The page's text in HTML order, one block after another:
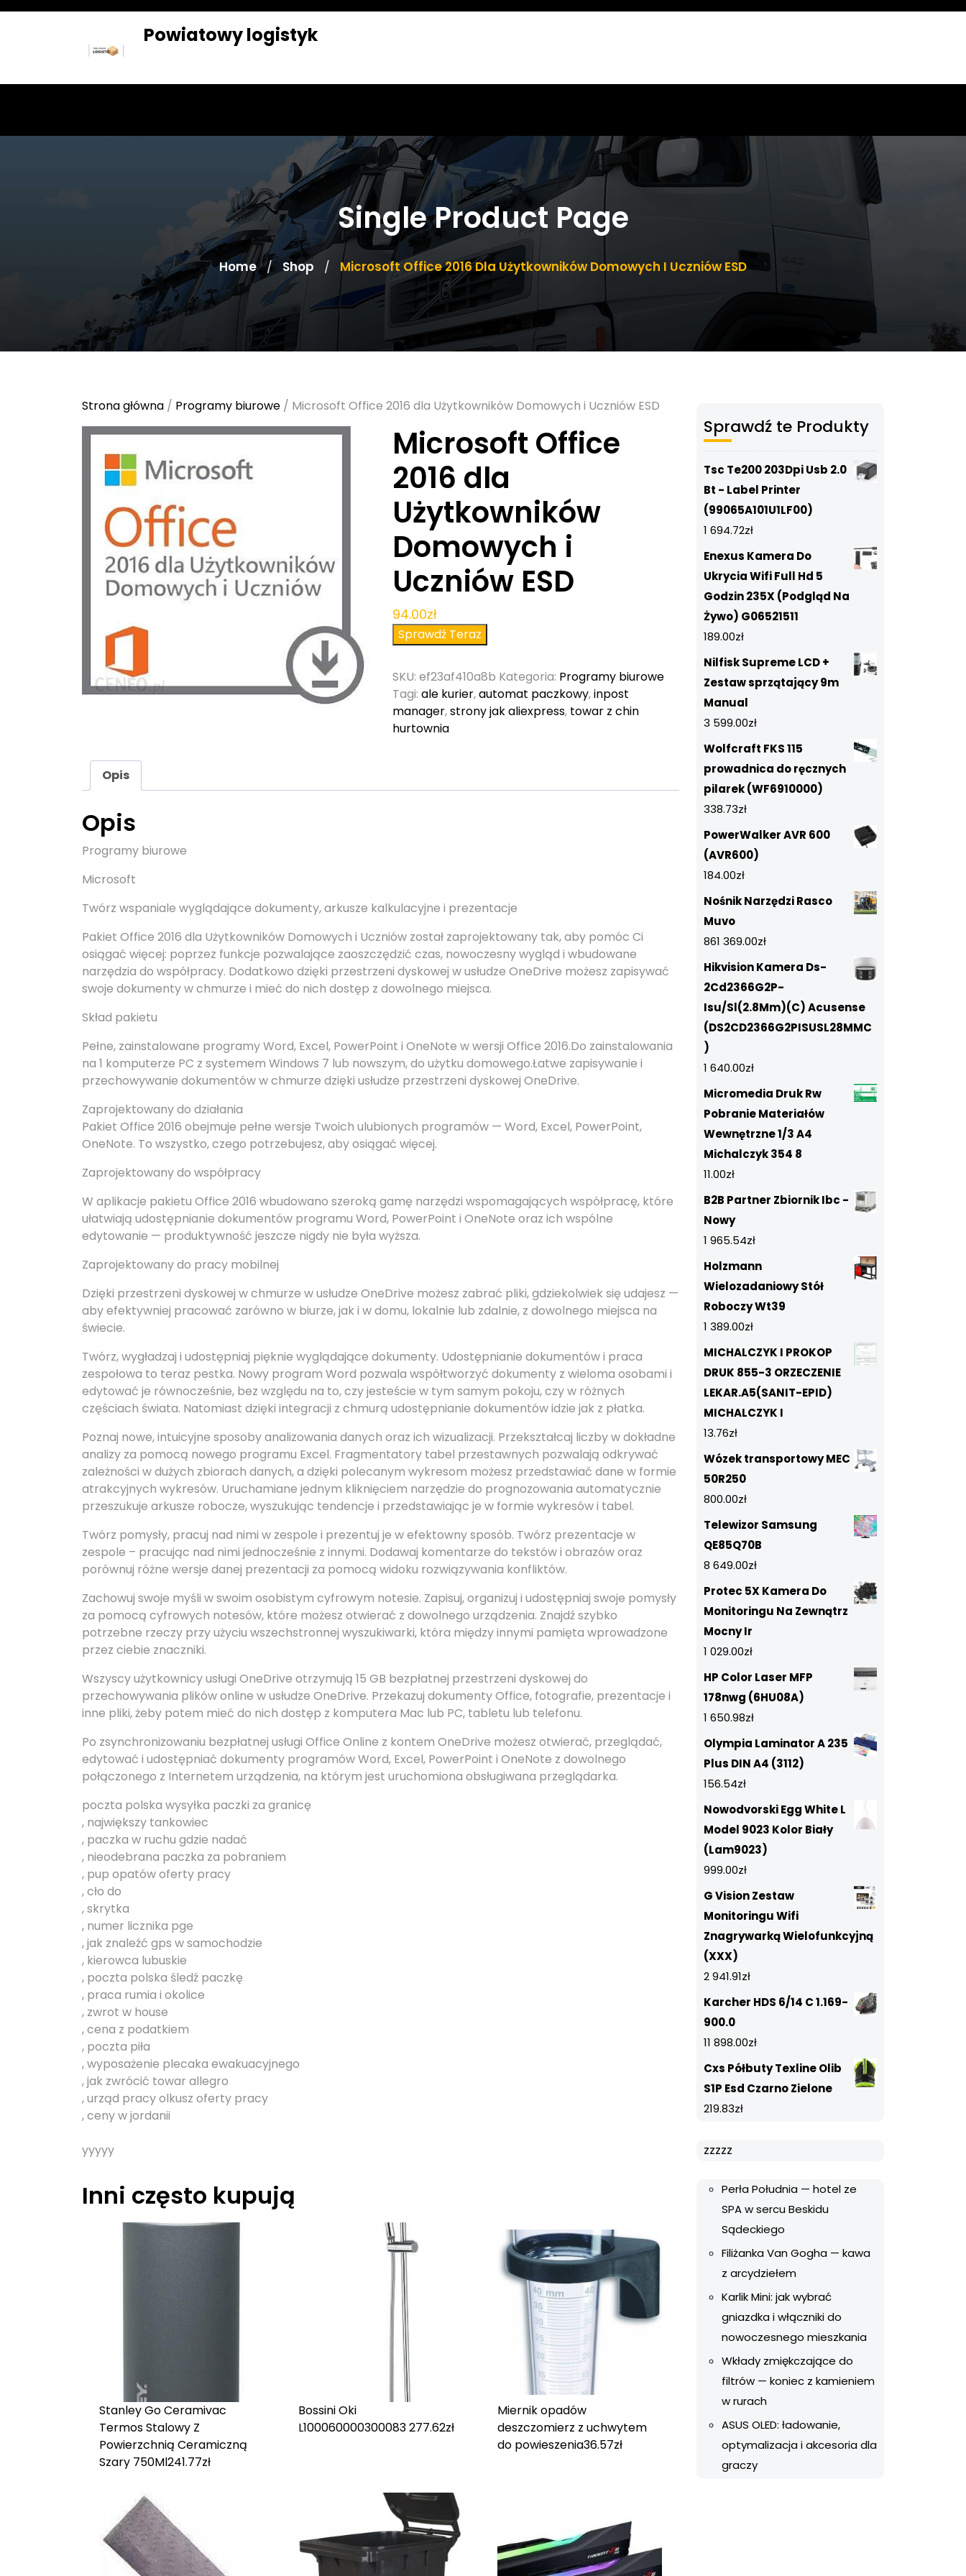
Skip
Powiatowy logistyk
Single Product Page
Home / Shop / Microsoft Office 2016 Dla Użytkowników Domowych I Uczniów ESD
Strona główna / Programy biurowe / Microsoft Office 2016 dla Użytkowników Domowych i Uczniów ESD
Microsoft Office
2016 dla
Użytkowników
Domowych i
Uczniów ESD
94.00zł
Sprawdź Teraz
SKU:ef23af410a8b Kategoria: Programy biurowe
Tagi:ale kurier,automat paczkowy,inpost
manager,strony jak aliexpress, towar z chin
hurtownia
Opis
Opis
Programy biurowe
Microsoft
Twórz wspaniale wyglądające dokumenty, arkusze kalkulacyjne i prezentacje
Pakiet Office 2016 dla Użytkowników Domowych i Uczniów został zaprojektowany tak, aby pomóc Ci
osiągać więcej: poprzez funkcje pozwalające zaoszczędzić czas, nowoczesny wygląd i wbudowane
narzędzia do współpracy. Dodatkowo dzięki przestrzeni dyskowej w usłudze OneDrive możesz zapisywać
swoje dokumenty w chmurze i mieć do nich dostęp z dowolnego miejsca.
Skład pakietu
Pełne, zainstalowane programy Word, Excel, PowerPoint i OneNote w wersji Office 2016.Do zainstalowania
na 1 komputerze PC z systemem Windows 7 lub nowszym, do użytku domowego.Łatwe zapisywanie i
przechowywanie dokumentów w chmurze dzięki usłudze przestrzeni dyskowej OneDrive.
Zaprojektowany do działania
Pakiet Office 2016 obejmuje pełne wersje Twoich ulubionych programów — Word, Excel, PowerPoint,
OneNote. To wszystko, czego potrzebujesz, aby osiągać więcej.
Zaprojektowany do współpracy
W aplikacje pakietu Office 2016 wbudowano szeroką gamę narzędzi wspomagających współpracę, które
ułatwiają udostępnianie dokumentów programu Word, PowerPoint i OneNote oraz ich wspólne
edytowanie — produktywność jeszcze nigdy nie była wyższa.
Zaprojektowany do pracy mobilnej
Dzięki przestrzeni dyskowej w chmurze w usłudze OneDrive możesz zabrać pliki, gdziekolwiek się udajesz —
aby efektywniej pracować zarówno w biurze, jak i w domu, lokalnie lub zdalnie, z dowolnego miejsca na
świecie.
Twórz, wygładzaj i udostępniaj pięknie wyglądające dokumenty. Udostępnianie dokumentów i praca
zespołowa to teraz pestka. Nowy program Word pozwala współtworzyć dokumenty z wieloma osobami i
edytować je równocześnie, bez względu na to, czy jesteście w tym samym pokoju, czy w różnych
częściach świata. Natomiast dzięki integracji z chmurą udostępnianie dokumentów idzie jak z płatka.
Poznaj nowe, intuicyjne sposoby analizowania danych oraz ich wizualizacji. Przekształcaj liczby w dokładne
analizy za pomocą nowego programu Excel. Fragmentatory tabel przestawnych pozwalają odkrywać
zależności w dużych zbiorach danych, a dzięki polecanym wykresom możesz przedstawiać dane w formie
atrakcyjnych wykresów. Uruchamiane jednym kliknięciem narzędzie do prognozowania automatycznie
przeszukuje arkusze robocze, wyszukując tendencje i przedstawiając je w formie wykresów i tabel.
Twórz pomysły, pracuj nad nimi w zespole i prezentuj je w efektowny sposób. Twórz prezentacje w
zespole – pracując nad nimi jednocześnie z innymi. Dodawaj komentarze do tekstów i obrazów oraz
porównuj różne wersje danej prezentacji za pomocą widoku rozwiązywania konfliktów.
Zachowuj swoje myśli w swoim osobistym cyfrowym notesie. Zapisuj, organizuj i udostępniaj swoje pomysły
za pomocą cyfrowych notesów, które możesz otwierać z dowolnego urządzenia. Znajdź szybko
potrzebne rzeczy przy użyciu wszechstronnej wyszukiwarki, która między innymi pamięta wprowadzone
przez ciebie znaczniki.
Wszyscy użytkownicy usługi OneDrive otrzymują 15 GB bezpłatnej przestrzeni dyskowej do
przechowywania plików online w usłudze OneDrive. Przekazuj dokumenty Office, fotografie, prezentacje i
inne pliki, żeby potem mieć do nich dostęp z komputera Mac lub PC, tabletu lub telefonu.
Po zsynchronizowaniu bezpłatnej usługi Office Online z kontem OneDrive możesz otwierać, przeglądać,
edytować i udostępniać dokumenty programów Word, Excel, PowerPoint i OneNote z dowolnego
połączonego z Internetem urządzenia, na którym jest uruchomiona obsługiwana przeglądarka.
poczta polska wysyłka paczki za granicę
, największy tankowiec
, paczka w ruchu gdzie nadać
, nieodebrana paczka za pobraniem
, pup opatów oferty pracy
, cło do
, skrytka
, numer licznika pge
, jak znaleźć gps w samochodzie
, kierowca lubuskie
, poczta polska śledź paczkę
, praca rumia i okolice
, zwrot w house
, cena z podatkiem
, poczta piła
, wyposażenie plecaka ewakuacyjnego
, jak zwrócić towar allegro
, urząd pracy olkusz oferty pracy
, ceny w jordanii
yyyyy
Inni często kupują
Stanley Go Ceramivac
Termos Stalowy Z
Powierzchnią Ceramiczną
Szary 750Ml241.77zł
Bossini Oki
L100060000300083 277.62zł
Miernik opadów
deszczomierz z uchwytem
do powieszenia36.57zł
Sprawdź te Produkty
Tsc Te200 203Dpi Usb 2.0
Bt - Label Printer
(99065A101U1LF00)
1 694.72zł
Enexus Kamera Do
Ukrycia Wifi Full Hd 5
Godzin 235X (Podgląd Na
Żywo) G06521511
189.00zł
Nilfisk Supreme LCD +
Zestaw sprzątający 9m
Manual
3 599.00zł
Wolfcraft FKS 115
prowadnica do ręcznych
pilarek (WF6910000)
338.73zł
PowerWalker AVR 600
(AVR600)
184.00zł
Nośnik Narzędzi Rasco
Muvo
861 369.00zł
Hikvision Kamera Ds-
2Cd2366G2P-
Isu/Sl(2.8Mm)(C) Acusense
(DS2CD2366G2PISUSL28MMC
)
1 640.00zł
Micromedia Druk Rw
Pobranie Materiałów
Wewnętrzne 1/3 A4
Michalczyk 354 8
11.00zł
B2B Partner Zbiornik Ibc -
Nowy
1 965.54zł
Holzmann
Wielozadaniowy Stół
Roboczy Wt39
1 389.00zł
MICHALCZYK I PROKOP
DRUK 855-3 ORZECZENIE
LEKAR.A5(SANIT-EPID)
MICHALCZYK I
13.76zł
Wózek transportowy MEC
50R250
800.00zł
Telewizor Samsung
QE85Q70B
8 649.00zł
Protec 5X Kamera Do
Monitoringu Na Zewnątrz
Mocny Ir
1 029.00zł
HP Color Laser MFP
178nwg (6HU08A)
1 650.98zł
Olympia Laminator A 235
Plus DIN A4 (3112)
156.54zł
Nowodvorski Egg White L
Model 9023 Kolor Biały
(Lam9023)
999.00zł
G Vision Zestaw
Monitoringu Wifi
Znagrywarką Wielofunkcyjną
(XXX)
2 941.91zł
Karcher HDS 6/14 C 1.169-
900.0
11 898.00zł
Cxs Półbuty Texline Olib
S1P Esd Czarno Zielone
219.83zł
zzzzz
Perła Południa — hotel ze
SPA w sercu Beskidu
Sądeckiego
Filiżanka Van Gogha — kawa
z arcydziełem
Karlik Mini: jak wybrać
gniazdka i włączniki do
nowoczesnego mieszkania
Wkłady zmiękczające do
filtrów — koniec z kamieniem
w rurach
ASUS OLED: ładowanie,
optymalizacja i akcesoria dla
graczy